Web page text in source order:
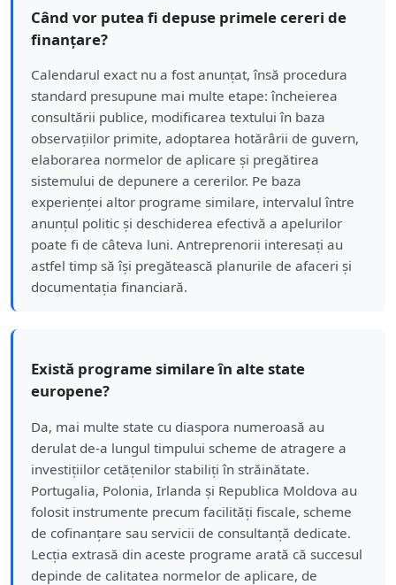
Când vor putea fi depuse primele cereri de
finanțare?
Calendarul exact nu a fost anunțat, însă procedura
standard presupune mai multe etape: încheierea
consultării publice, modificarea textului în baza
observațiilor primite, adoptarea hotărârii de guvern,
elaborarea normelor de aplicare și pregătirea
sistemului de depunere a cererilor. Pe baza
experienței altor programe similare, intervalul între
anunțul politic și deschiderea efectivă a apelurilor
poate fi de câteva luni. Antreprenorii interesați au
astfel timp să își pregătească planurile de afaceri și
documentația financiară.
Există programe similare în alte state
europene?
Da, mai multe state cu diaspora numeroasă au
derulat de-a lungul timpului scheme de atragere a
investițiilor cetățenilor stabiliți în străinătate.
Portugalia, Polonia, Irlanda și Republica Moldova au
folosit instrumente precum facilități fiscale, scheme
de cofinanțare sau servicii de consultanță dedicate.
Lecția extrasă din aceste programe arată că succesul
depinde de calitatea normelor de aplicare, de